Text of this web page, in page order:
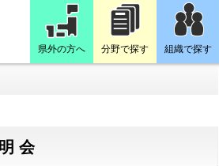
県外の方へ 分野で探す 組織で探す
会